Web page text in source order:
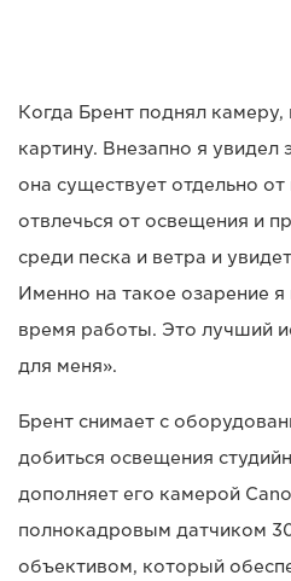
Когда Брент поднял
картину. Внезапно я увидел
она существует отдельно от
отвлечься от освещения и
среди песка и ветра и
Именно на такое озарение я
время работы. Это лучший
для меня».
Брент снимает с
добиться освещения
дополняет его камерой
полнокадровым датчиком
объективом, который